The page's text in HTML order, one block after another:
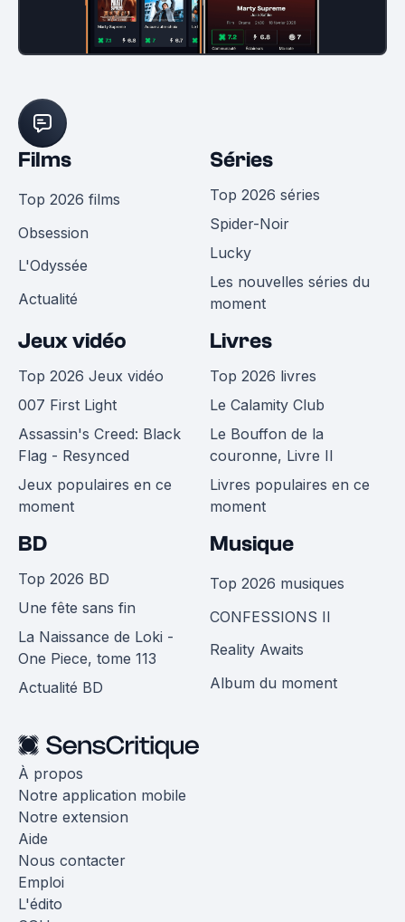
Films
Top 2026 films
Obsession
L'Odyssée
Actualité
Séries
Top 2026 séries
Spider-Noir
Lucky
Les nouvelles séries du
moment
Jeux vidéo
Top 2026 Jeux vidéo
007 First Light
Assassin's Creed: Black
Flag - Resynced
Jeux populaires en ce
moment
Livres
Top 2026 livres
Le Calamity Club
Le Bouffon de la
couronne, Livre II
Livres populaires en ce
moment
BD
Top 2026 BD
Une fête sans fin
La Naissance de Loki -
One Piece, tome 113
Actualité BD
Musique
Top 2026 musiques
CONFESSIONS II
Reality Awaits
Album du moment
À propos
Notre application mobile
Notre extension
Aide
Nous contacter
Emploi
L'édito